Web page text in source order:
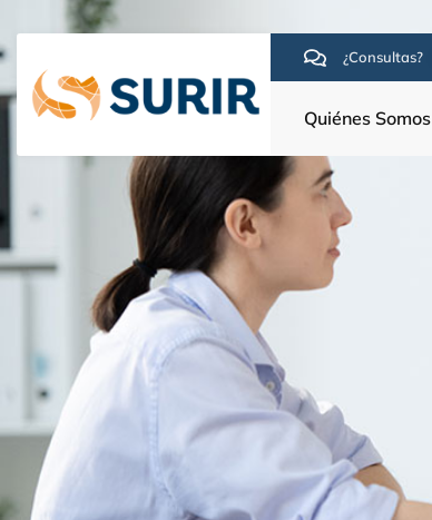
¿Consultas?
Quiénes Somos